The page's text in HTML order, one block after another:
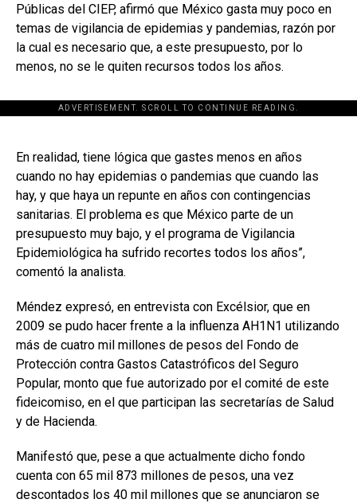
Públicas del CIEP, afirmó que México gasta muy poco en
temas de vigilancia de epidemias y pandemias, razón por
la cual es necesario que, a este presupuesto, por lo
menos, no se le quiten recursos todos los años.
ADVERTISEMENT. SCROLL TO CONTINUE READING.
[adsforwp id="243463"]
En realidad, tiene lógica que gastes menos en años
cuando no hay epidemias o pandemias que cuando las
hay, y que haya un repunte en años con contingencias
sanitarias. El problema es que México parte de un
presupuesto muy bajo, y el programa de Vigilancia
Epidemiológica ha sufrido recortes todos los años”,
comentó la analista.
Méndez expresó, en entrevista con Excélsior, que en
2009 se pudo hacer frente a la influenza AH1N1 utilizando
más de cuatro mil millones de pesos del Fondo de
Protección contra Gastos Catastróficos del Seguro
Popular, monto que fue autorizado por el comité de este
fideicomiso, en el que participan las secretarías de Salud
y de Hacienda.
Manifestó que, pese a que actualmente dicho fondo
cuenta con 65 mil 873 millones de pesos, una vez
descontados los 40 mil millones que se anunciaron se